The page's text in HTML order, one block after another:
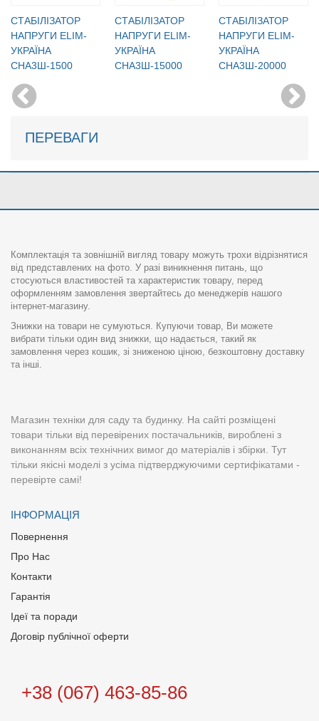
CТАБІЛІЗАТОР
НАПРУГИ ELIM-
УКРАЇНА
СНА3Ш-1500
CТАБІЛІЗАТОР
НАПРУГИ ELIM-
УКРАЇНА
СНА3Ш-15000
CТАБІЛІЗАТОР
НАПРУГИ ELIM-
УКРАЇНА
СНА3Ш-20000
ПЕРЕВАГИ
Комплектація та зовнішній вигляд товару можуть трохи відрізнятися
від представлених на фото. У разі виникнення питань, що
стосуються властивостей та характеристик товару, перед
оформленням замовлення звертайтесь до менеджерів нашого
інтернет-магазину.
Знижки на товари не сумуються. Купуючи товар, Ви можете
вибрати тільки один вид знижки, що надається, такий як
замовлення через кошик, зі зниженою ціною, безкоштовну доставку
та інші.
Магазин техніки для саду та будинку. На сайті розміщені
товари тільки від перевірених постачальників, вироблені з
виконанням всіх технічних вимог до матеріалів і збірки. Тут
тільки якісні моделі з усіма підтверджуючими сертифікатами -
перевірте самі!
ІНФОРМАЦІЯ
Повернення
Про Нас
Контакти
Гарантія
Ідеї та поради
Договір публічної оферти
+38 (067) 463-85-86